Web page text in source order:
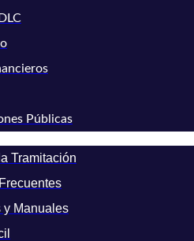
Públicas
Tramitación
y Manuales